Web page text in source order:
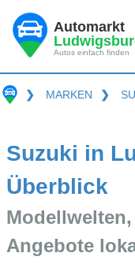
Automarkt
Autos einfach finden
❯ MARKEN ❯
Suzuki in
Überblick
Angebote